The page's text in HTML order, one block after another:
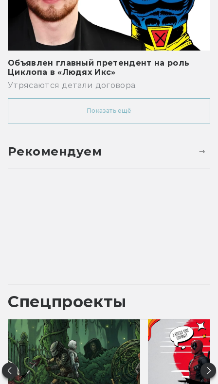
Объявлен главный претендент на роль
Циклопа в «Людях Икс»
Утрясаются детали договора.
Показать ещё
Рекомендуем
Спецпроекты